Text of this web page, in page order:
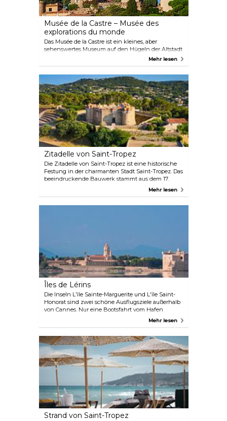
Musée de la Castre – Musée des
explorations du monde
Das Musée de la Castre ist ein kleines, aber
sehenswertes Museum auf den Hügeln der Altstadt
mittelalterlichen Burg untergebracht ist und unter
umfangreiche Sammlung von Altertümern,
hauptsächlich aus dem Mittelmeerraum und dem
Nahen Osten. Das Musée de la Castre ist ein Muss
für Kunstliebhaber und Ethnographen
gleichermaßen.
Mehr lesen
Zitadelle von Saint-Tropez
Die Zitadelle von Saint-Tropez ist eine historische
Festung in der charmanten Stadt Saint-Tropez. Das
beeindruckende Bauwerk stammt aus dem 17.
Jahrhundert und bietet einen atemberaubenden
Blick auf das Mittelmeer und die darunter liegende
Mehr lesen
Îles de Lérins
Die Inseln L'île Sainte-Marguerite und L'île Saint-
Honorat sind zwei schöne Ausflugsziele außerhalb
von Cannes. Nur eine Bootsfahrt vom Hafen
entfernt, hinter dem Palastkino, können Sie zu
Marguerite war einst eine Gefängnisinsel, auf der
im 17. Jahrhundert ein geheimnisvoller, maskierter
Gefangener festgehalten wurde. Auf der
friedlichen, blumengeschmückten Insel Saint-
Honorat befindet sich ein Kloster.
Mehr lesen
Strand von Saint-Tropez